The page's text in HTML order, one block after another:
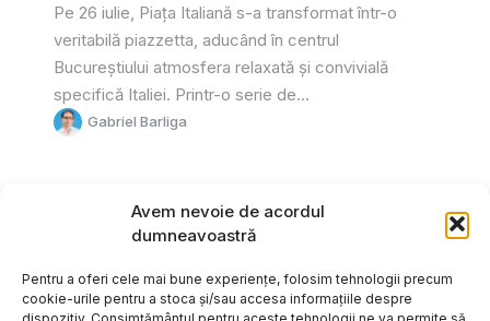
Avem nevoie de acordul
dumneavoastră
Pentru a oferi cele mai bune experiențe, folosim tehnologii precum
cookie-urile pentru a stoca și/sau accesa informațiile despre
Pe 26 iulie, Piața Italiană s-a transformat într-o
veritabilă piazzetta, aducând în centrul
Bucureștiului atmosfera relaxată și convivială
specifică Italiei. Printr-o serie de...
Gabriel Barliga